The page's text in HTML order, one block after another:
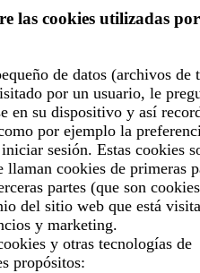
las cookies utilizadas por
de datos (archivos de
por un usuario, le
en su dispositivo y así
por ejemplo la
sesión. Estas cookies
llaman cookies de primeras
partes (que son
del sitio web que está
y marketing.
y otras tecnologías de
propósitos: